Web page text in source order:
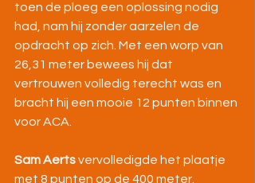
toen de ploeg een oplossing nodig
had, nam hij zonder aarzelen de
opdracht op zich. Met een worp van
26,31 meter bewees hij dat
vertrouwen volledig terecht was en
bracht hij een mooie 12 punten binnen
voor ACA.
Sam Aerts vervolledigde het plaatje
met 8 punten op de 400 meter.